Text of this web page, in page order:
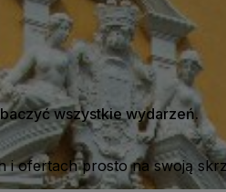
wszystkie wydarzeń.
ofertach prosto na swoją